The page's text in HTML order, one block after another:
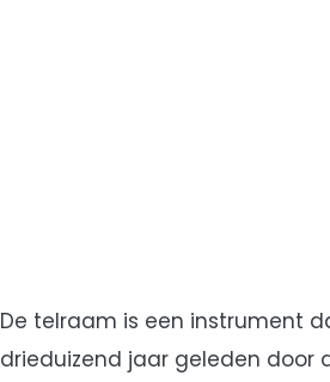
De telraam is een instrument
drieduizend jaar geleden door